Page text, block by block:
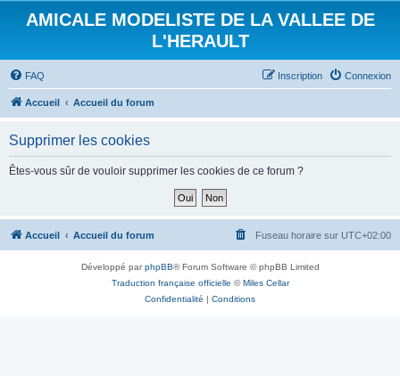
AMICALE MODELISTE DE LA VALLEE DE
L'HERAULT
FAQ Connexion
Inscription
Accueil Accueil du forum
Supprimer les cookies
Êtes-vous sûr de vouloir supprimer les cookies de ce forum ?
Accueil Accueil du forum Fuseau horaire sur UTC+02:00
Développé parphpBB® Forum Software © phpBB Limited
Traduction française officielle ©Miles Cellar
Confidentialité | Conditions